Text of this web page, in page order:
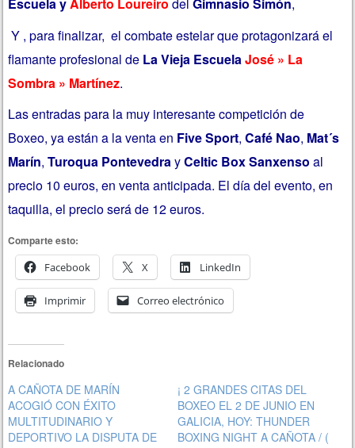
Escuela yAlberto Loureiro delGimnasio Simón,
Y , para finalizar, el combate estelar que protagonizará el
flamante profesional de La Vieja EscuelaJosé » La
Sombra » Martínez.
Las entradas para la muy interesante competición de
Boxeo, ya están a la venta en Five Sport,Café Nao, Mat´s
Marín,Turoqua PontevedrayCeltic Box Sanxenso al
precio 10 euros, en venta anticipada. El día del evento, en
taquilla, el precio será de 12 euros.
Comparte esto:
Facebook
X LinkedIn
Imprimir Correo electrónico
Relacionado
A CAÑOTA DE MARÍN
ACOGIÓ CON ÉXITO
MULTITUDINARIO Y
DEPORTIVO LA DISPUTA DE
¡ 2 GRANDES CITAS DEL
BOXEO EL 2 DE JUNIO EN
GALICIA, HOY: THUNDER
BOXING NIGHT A CAÑOTA / (